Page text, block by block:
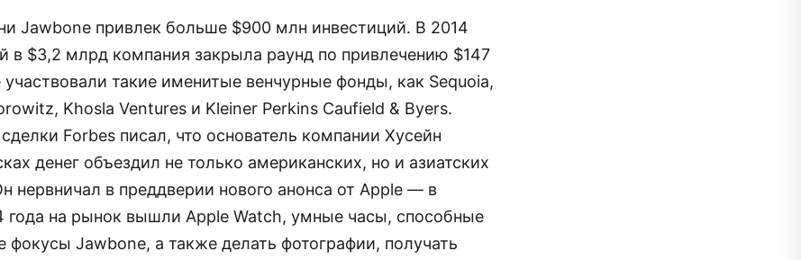
Jawbone привлек больше $900 млн инвестиций. В 2014
в $3,2 млрд компания закрыла раунд по привлечению $147
такие именитые венчурные фонды, как Sequoia,
Khosla Ventures и Kleiner Perkins Caufield & Byers.
Forbes писал, что основатель компании Хусейн
денег объездил не только американских, но и азиатских
нервничал в преддверии нового анонса от Apple — в
года на рынок вышли Apple Watch, умные часы, способные
фокусы Jawbone, а также делать фотографии, получать